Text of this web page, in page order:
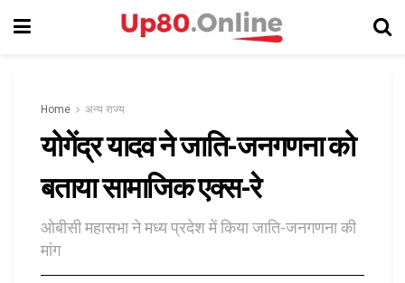
Home अन्य राज्य
योगेंद्र यादव ने जाति-जनगणना को
बताया सामाजिक एक्स-रे
ओबीसी महासभा ने मध्य प्रदेश में किया जाति-जनगणना की
मांग